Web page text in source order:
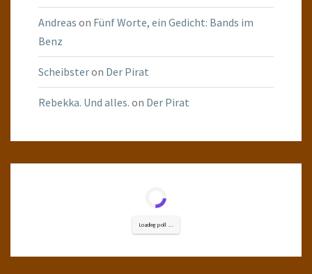
Andreas on Fünf Worte, ein Gedicht: Bands im
Benz
Scheibsteron Der Pirat
Rebekka. Und alles. on Der Pirat
Loading poll ...